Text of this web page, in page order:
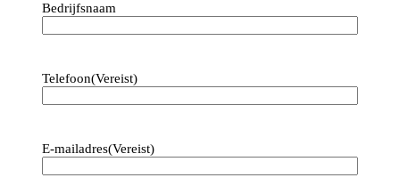
Bedrijfsnaam
Telefoon(Vereist)
E-mailadres(Vereist)